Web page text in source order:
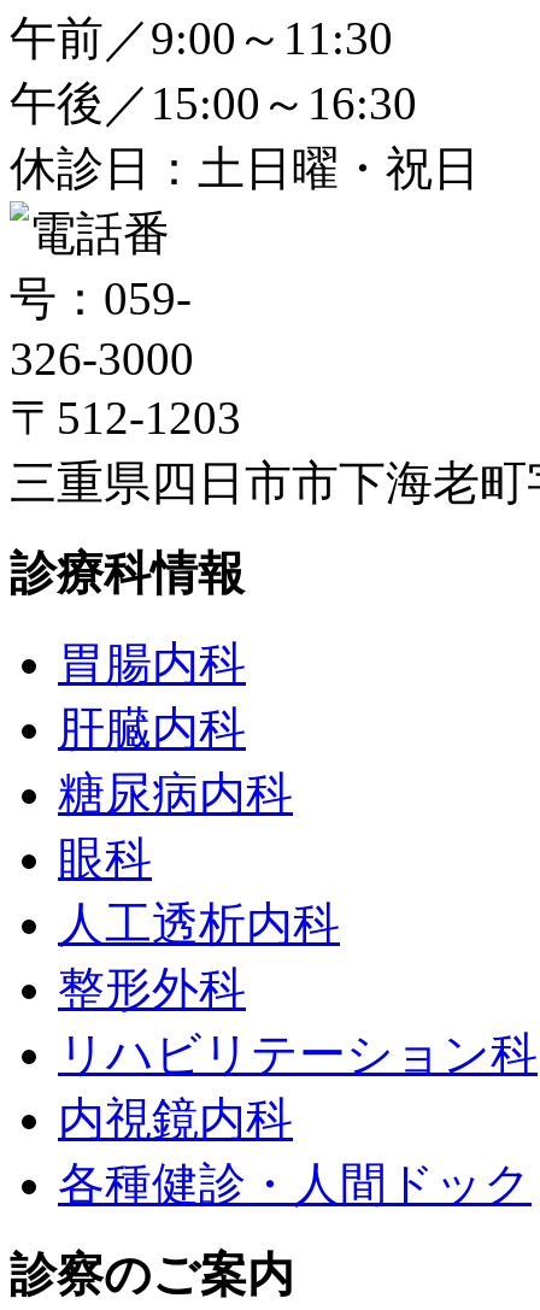
午前／9:00～11:30
午後／15:00～16:30
休診日：土日曜・祝日
〒512-1203
三重県四日市市下海老町
診療科情報
胃腸内科
肝臓内科
糖尿病内科
眼科
人工透析内科
整形外科
リハビリテーション科
内視鏡内科
各種健診・人間ドック
診察のご案内